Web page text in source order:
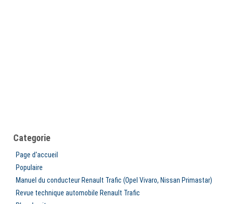
Categorie
Page d'accueil
Populaire
Manuel du conducteur Renault Trafic (Opel Vivaro, Nissan Primastar)
Revue technique automobile Renault Trafic